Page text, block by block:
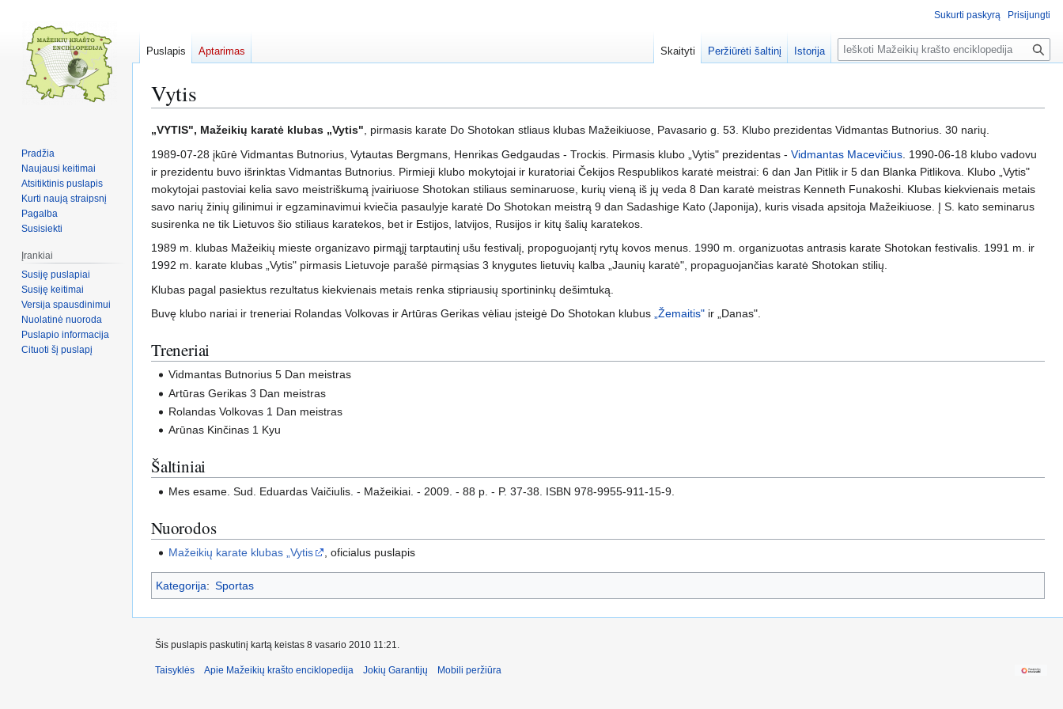
Vytis
Pereiti
Jump
„VYTIS", Mažeikių karatė klubas „Vytis", pirmasis karate Do Shotokan stliaus klubas Mažeikiuose, Pavasario g. 53. Klubo prezidentas Vidmantas Butnorius. 30 narių.
1989-07-28 įkūrė Vidmantas Butnorius, Vytautas Bergmans, Henrikas Gedgaudas - Trockis. Pirmasis klubo „Vytis" prezidentas - Vidmantas Macevičius. 1990-06-18 klubo vadovu
ir prezidentu buvo išrinktas Vidmantas Butnorius. Pirmieji klubo mokytojai ir kuratoriai Čekijos Respublikos karatė meistrai: 6 dan Jan Pitlik ir 5 dan Blanka Pitlikova. Klubo „Vytis"
mokytojai pastoviai kelia savo meistriškumą įvairiuose Shotokan stiliaus seminaruose, kurių vieną iš jų veda 8 Dan karatė meistras Kenneth Funakoshi. Klubas kiekvienais metais
savo narių žinių gilinimui ir egzaminavimui kviečia pasaulyje karatė Do Shotokan meistrą 9 dan Sadashige Kato (Japonija), kuris visada apsitoja Mažeikiuose. Į S. kato seminarus
susirenka ne tik Lietuvos šio stiliaus karatekos, bet ir Estijos, latvijos, Rusijos ir kitų šalių karatekos.
1989 m. klubas Mažeikių mieste organizavo pirmąjį tarptautinį ušu festivalį, propoguojantį rytų kovos menus. 1990 m. organizuotas antrasis karate Shotokan festivalis. 1991 m. ir
1992 m. karate klubas „Vytis" pirmasis Lietuvoje parašė pirmąsias 3 knygutes lietuvių kalba „Jaunių karatė", propaguojančias karatė Shotokan stilių.
Klubas pagal pasiektus rezultatus kiekvienais metais renka stipriausių sportininkų dešimtuką.
Buvę klubo nariai ir treneriai Rolandas Volkovas ir Artūras Gerikas vėliau įsteigė Do Shotokan klubus „Žemaitis"ir „Danas".
Treneriai
Vidmantas Butnorius 5 Dan meistras
Artūras Gerikas 3 Dan meistras
Rolandas Volkovas 1 Dan meistras
Arūnas Kinčinas 1 Kyu
Šaltiniai
Mes esame. Sud. Eduardas Vaičiulis. - Mažeikiai. - 2009. - 88 p. - P. 37-38. ISBN 978-9955-911-15-9.
Nuorodos
Mažeikių karate klubas „Vytis , oficialus puslapis
Kategorija: Sportas
Sukurti paskyrą Prisijungti
Puslapis Aptarimas Skaityti Peržiūrėti šaltinį Istorija
P
a
k
a
Pradžia
Naujausi keitimai
Atsitiktinis puslapis
Kurti naują straipsnį
Pagalba
Susisiekti
Įrankiai
Susiję puslapiai
Susiję keitimai
Versija spausdinimui
Nuolatinė nuoroda
Puslapio informacija
Cituoti šį puslapį
Šis puslapis paskutinį kartą keistas 8 vasario 2010 11:21.
Taisyklės Apie Mažeikių krašto enciklopedija Jokių Garantijų Mobili peržiūra